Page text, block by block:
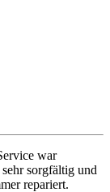
war
sorgfältig und
repariert.